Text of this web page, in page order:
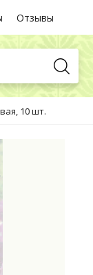
Отзывы
10 шт.